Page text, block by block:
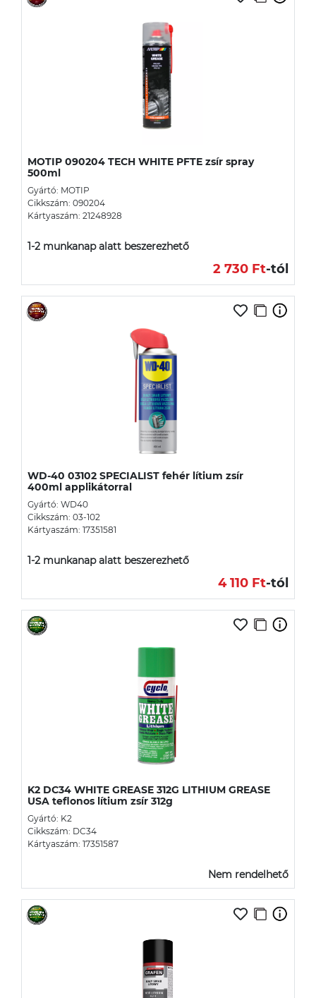
MOTIP 090204 TECH WHITE PFTE zsír spray
500ml
Gyártó: MOTIP
Cikkszám: 090204
Kártyaszám: 21248928
1-2 munkanap alatt beszerezhető
2 730 Ft-tól
WD-40 03102 SPECIALIST fehér lítium zsír
400ml applikátorral
Gyártó: WD40
Cikkszám: 03-102
Kártyaszám: 17351581
1-2 munkanap alatt beszerezhető
4 110 Ft-tól
K2 DC34 WHITE GREASE 312G LITHIUM GREASE
USA teflonos lítium zsír 312g
Gyártó: K2
Cikkszám: DC34
Kártyaszám: 17351587
Nem rendelhető